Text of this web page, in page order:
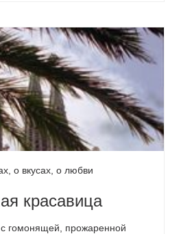
о вкусах, о любви
красавица
с гомонящей, прожаренной